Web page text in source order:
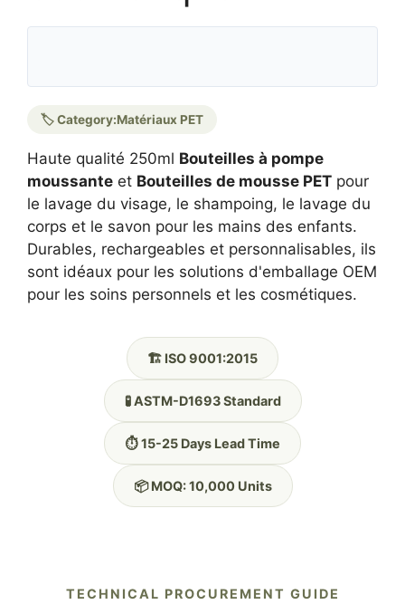
🏷️ Category:Matériaux PET
Haute qualité 250ml Bouteilles à pompe
moussante et Bouteilles de mousse PET pour
le lavage du visage, le shampoing, le lavage du
corps et le savon pour les mains des enfants.
Durables, rechargeables et personnalisables, ils
sont idéaux pour les solutions d'emballage OEM
pour les soins personnels et les cosmétiques.
🏗️ ISO 9001:2015
🧪 ASTM-D1693 Standard
⏱️ 15-25 Days Lead Time
📦 MOQ: 10,000 Units
TECHNICAL PROCUREMENT GUIDE